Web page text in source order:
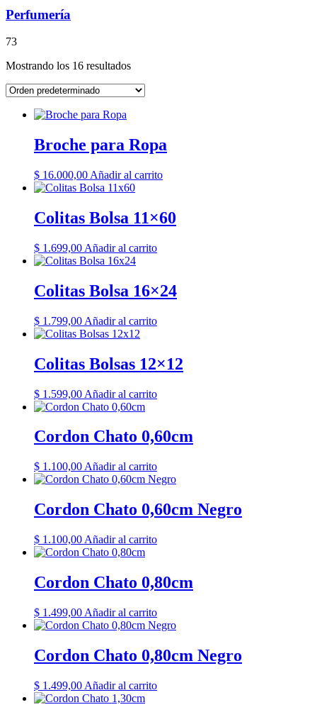
Perfumería
73
Mostrando los 16 resultados
Broche para Ropa
$ 16.000,00 Añadir al carrito
Colitas Bolsa 11×60
$ 1.699,00 Añadir al carrito
Colitas Bolsa 16×24
$ 1.799,00 Añadir al carrito
Colitas Bolsas 12×12
$ 1.599,00 Añadir al carrito
Cordon Chato 0,60cm
$ 1.100,00 Añadir al carrito
Cordon Chato 0,60cm Negro
$ 1.100,00 Añadir al carrito
Cordon Chato 0,80cm
$ 1.499,00 Añadir al carrito
Cordon Chato 0,80cm Negro
$ 1.499,00 Añadir al carrito